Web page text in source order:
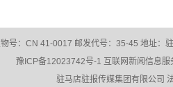
号：CN 41-0017 邮发代号：35-45 地址
豫ICP备12023742号-1 互联网新闻信息
驻马店驻报传媒集团有限公司